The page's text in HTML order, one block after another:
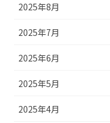
2025年8月
2025年7月
2025年6月
2025年5月
2025年4月